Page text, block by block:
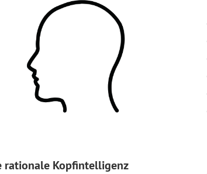
rationale Kopfintelligenz